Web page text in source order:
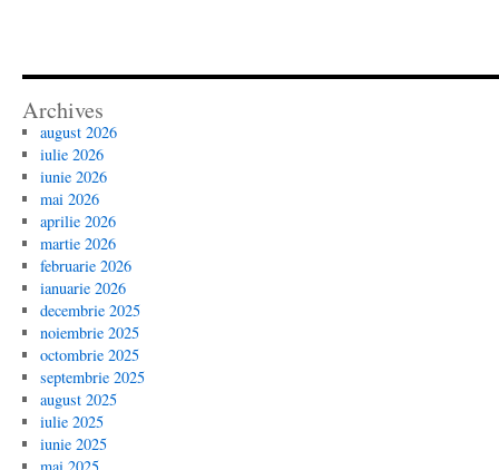
Archives
august 2026
iulie 2026
iunie 2026
mai 2026
aprilie 2026
martie 2026
februarie 2026
ianuarie 2026
decembrie 2025
noiembrie 2025
octombrie 2025
septembrie 2025
august 2025
iulie 2025
iunie 2025